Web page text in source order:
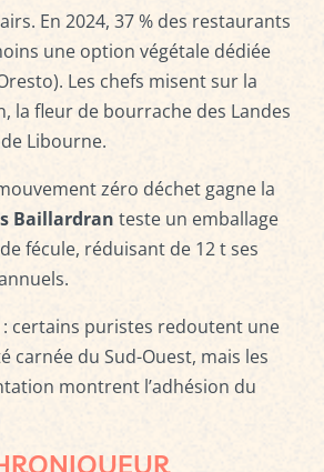
En 2024, 37 % des restaurants
une option végétale dédiée
Les chefs misent sur la
la fleur de bourrache des Landes
Libourne.
zéro déchet gagne la
Baillardran teste un emballage
fécule, réduisant de 12 t ses
certains puristes redoutent une
carnée du Sud-Ouest, mais les
montrent l’adhésion du